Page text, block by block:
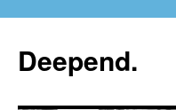
Deepend.